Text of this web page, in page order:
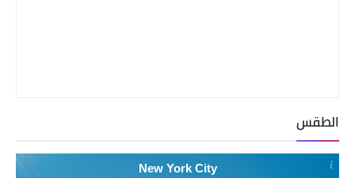
الطقس
New York City